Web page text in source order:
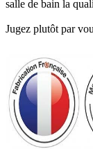
salle de bain la
Jugez plutôt par